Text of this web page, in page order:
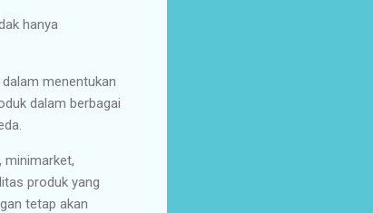
hanya
menentukan
dalam berbagai
minimarket,
produk yang
tetap akan